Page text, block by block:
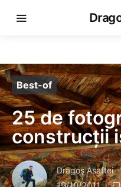
Best-of
25 de
construcții
Dragoş Asaftei